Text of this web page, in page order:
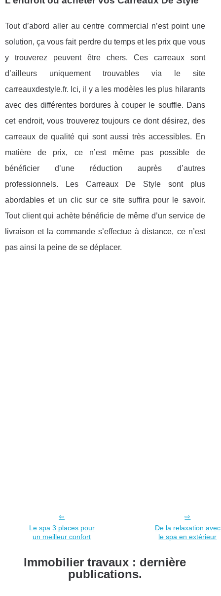
Tout d’abord aller au centre commercial n’est point une
solution, ça vous fait perdre du temps et les prix que vous
y trouverez peuvent être chers. Ces carreaux sont
d’ailleurs uniquement trouvables via le site
carreauxdestyle.fr. Ici, il y a les modèles les plus hilarants
avec des différentes bordures à couper le souffle. Dans
cet endroit, vous trouverez toujours ce dont désirez, des
carreaux de qualité qui sont aussi très accessibles. En
matière de prix, ce n’est même pas possible de
bénéficier d’une réduction auprès d’autres
professionnels. Les Carreaux De Style sont plus
abordables et un clic sur ce site suffira pour le savoir.
Tout client qui achète bénéficie de même d’un service de
livraison et la commande s’effectue à distance, ce n’est
pas ainsi la peine de se déplacer.
Le spa 3 places pour
un meilleur confort
De la relaxation avec
le spa en extérieur
Immobilier travaux : dernière
publications.